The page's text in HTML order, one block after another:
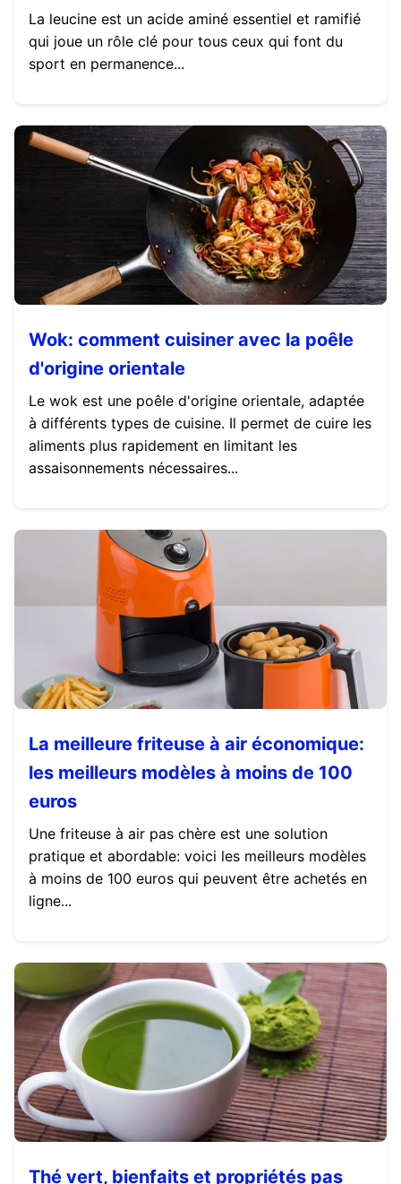
La leucine est un acide aminé essentiel et ramifié
qui joue un rôle clé pour tous ceux qui font du
sport en permanence...
Wok: comment cuisiner avec la poêle
d'origine orientale
Le wok est une poêle d'origine orientale, adaptée
à différents types de cuisine. Il permet de cuire les
aliments plus rapidement en limitant les
assaisonnements nécessaires...
La meilleure friteuse à air économique:
les meilleurs modèles à moins de 100
euros
Une friteuse à air pas chère est une solution
pratique et abordable: voici les meilleurs modèles
à moins de 100 euros qui peuvent être achetés en
ligne...
Thé vert, bienfaits et propriétés pas